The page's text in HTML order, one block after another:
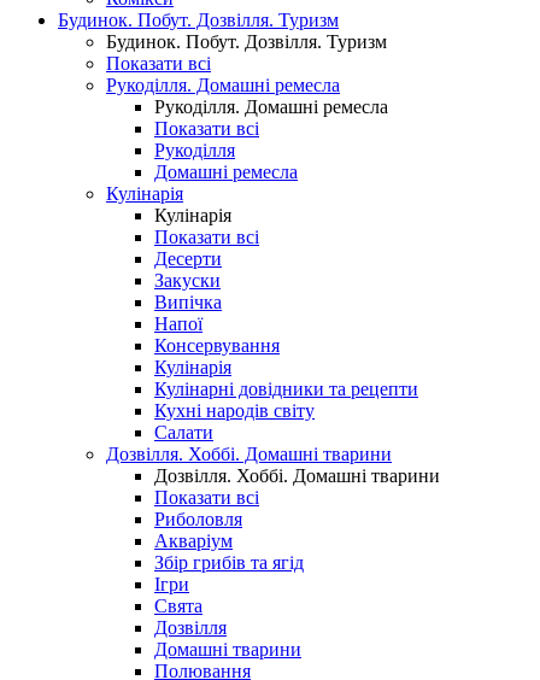
Будинок. Побут. Дозвілля. Туризм
Будинок. Побут. Дозвілля. Туризм
Показати всі
Рукоділля. Домашні ремесла
Рукоділля. Домашні ремесла
Показати всі
Рукоділля
Домашні ремесла
Кулінарія
Кулінарія
Показати всі
Десерти
Закуски
Випічка
Напої
Консервування
Кулінарія
Кулінарні довідники та рецепти
Кухні народів світу
Салати
Дозвілля. Хоббі. Домашні тварини
Дозвілля. Хоббі. Домашні тварини
Показати всі
Риболовля
Акваріум
Збір грибів та ягід
Ігри
Свята
Дозвілля
Домашні тварини
Полювання